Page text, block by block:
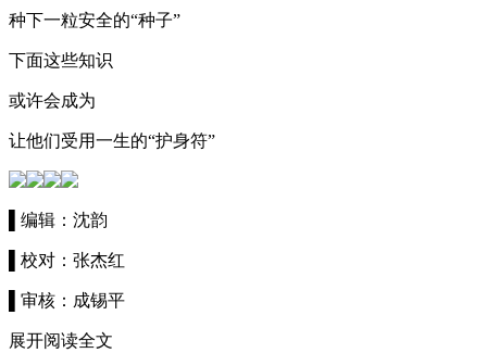
种下一粒安全的“种子”
下面这些知识
或许会成为
让他们受用一生的“护身符”
▌编辑：沈韵
▌校对：张杰红
▌审核：成锡平
展开阅读全文